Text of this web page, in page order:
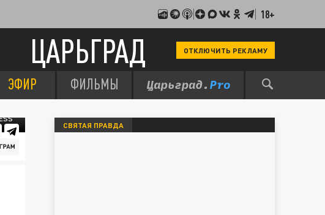
18+
ЦАРЬГРАД ОТКЛЮЧИТЬ РЕКЛАМУ
ЭФИР ФИЛЬМЫ
СВЯТАЯ ПРАВДА